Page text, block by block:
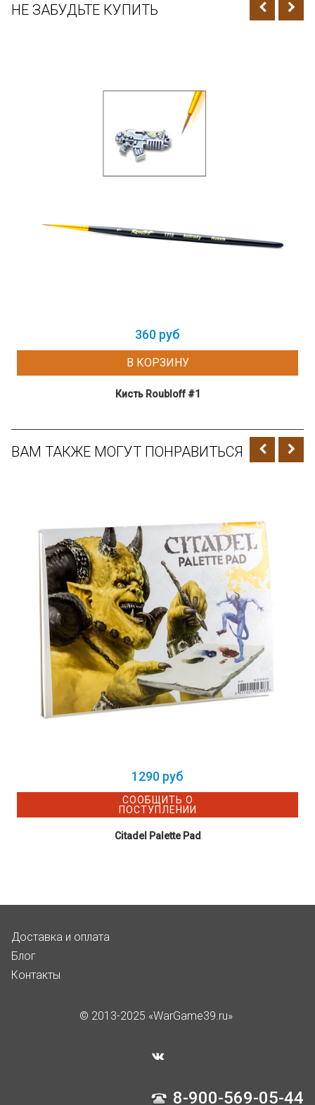
НЕ ЗАБУДЬТЕ КУПИТЬ
360 руб
В КОРЗИНУ
Кисть Roubloff #1
ВАМ ТАКЖЕ МОГУТ ПОНРАВИТЬСЯ
1290 руб
СООБЩИТЬ О
ПОСТУПЛЕНИИ
Citadel Palette Pad
Доставка и оплата
Блог
Контакты
© 2013-2025 «WarGame39.ru»
8-900-569-05-44